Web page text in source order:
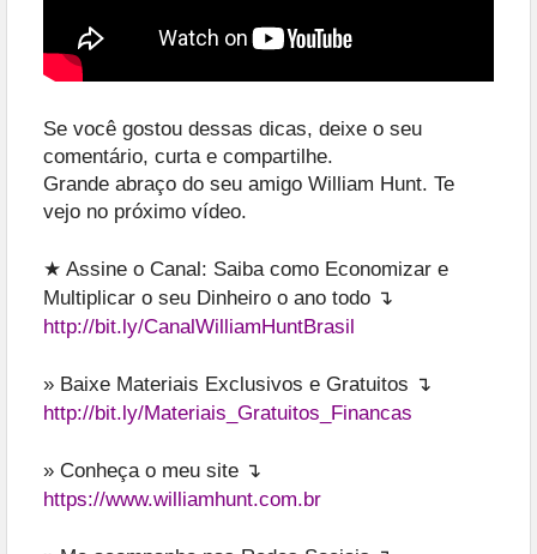
Se você gostou dessas dicas, deixe o seu
comentário, curta e compartilhe.
Grande abraço do seu amigo William Hunt. Te
vejo no próximo vídeo.
★ Assine o Canal: Saiba como Economizar e
Multiplicar o seu Dinheiro o ano todo ↴
http://bit.ly/CanalWilliamHuntBrasil
» Baixe Materiais Exclusivos e Gratuitos ↴
http://bit.ly/Materiais_Gratuitos_Financas
» Conheça o meu site ↴
https://www.williamhunt.com.br